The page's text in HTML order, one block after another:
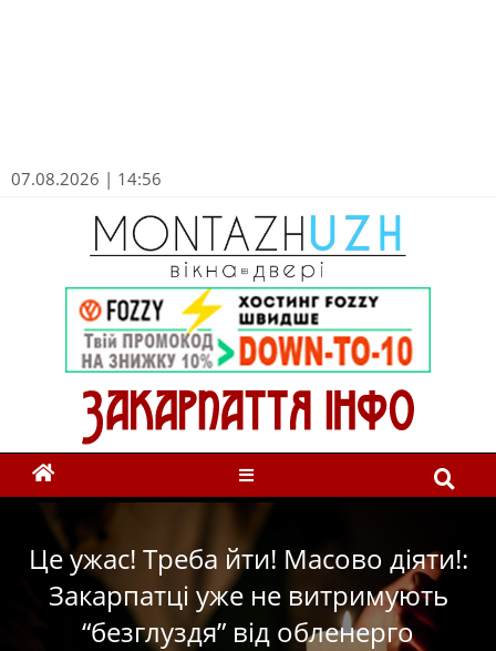
07.08.2026 | 14:56
Це ужас! Треба йти! Масово діяти!:
Закарпатці уже не витримують
“безглуздя” від обленерго